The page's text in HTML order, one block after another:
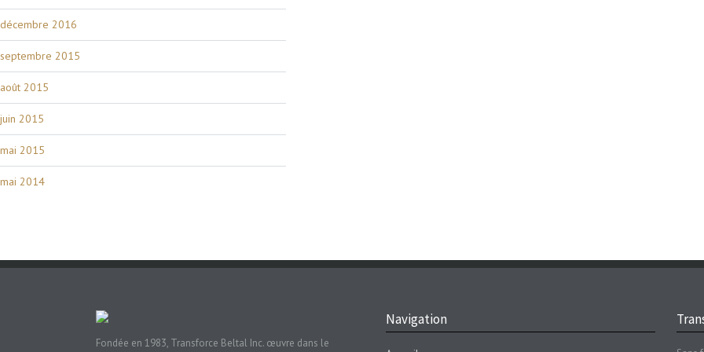
décembre 2016
septembre 2015
août 2015
juin 2015
mai 2015
mai 2014
Fondée en 1983, Transforce Beltal Inc. œuvre dans le
Navigation